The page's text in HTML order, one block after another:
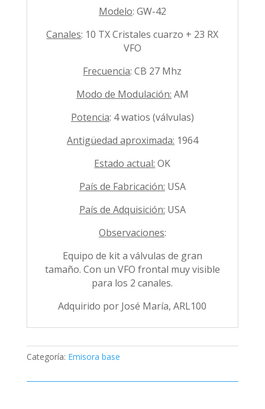
Modelo: GW-42
Canales: 10 TX Cristales cuarzo + 23 RX
VFO
Frecuencia: CB 27 Mhz
Modo de Modulación: AM
Potencia: 4 watios (válvulas)
Antigüedad aproximada: 1964
Estado actual: OK
País de Fabricación: USA
País de Adquisición: USA
Observaciones:
Equipo de kit a válvulas de gran
tamaño. Con un VFO frontal muy visible
para los 2 canales.
Adquirido por José María, ARL100
Categoría: Emisora base